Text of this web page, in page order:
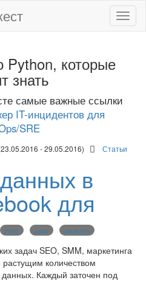
Python, которые
знать
самые важные ссылки
IT-инцидентов для
SRE
- 29.05.2016) Статьи
в
для
IPython Jupyter data analysis
задач SEO, SMM, маркетинга
количеством
Каждый заточен под